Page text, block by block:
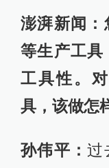
澎湃新闻：
等生产工具
工具性。
具，该做怎
孙伟平：过